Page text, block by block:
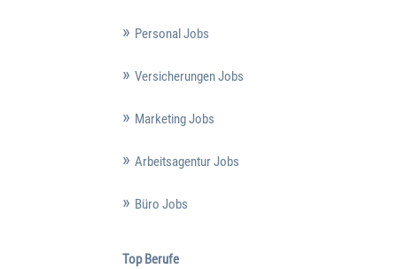
Personal Jobs
Versicherungen Jobs
Marketing Jobs
Arbeitsagentur Jobs
Büro Jobs
Top Berufe